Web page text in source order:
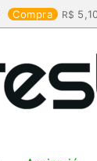
Compra